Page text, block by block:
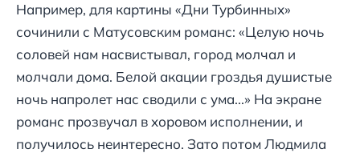
Например, для картины «Дни Турбинных»
сочинили с Матусовским романс: «Целую ночь
соловей нам насвистывал, город молчал и
молчали дома. Белой акации гроздья душистые
ночь напролет нас сводили с ума...» На экране
романс прозвучал в хоровом исполнении, и
получилось неинтересно. Зато потом Людмила